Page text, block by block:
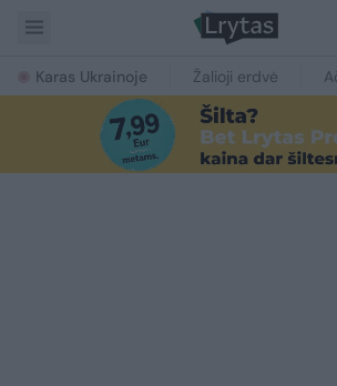
Karas Ukrainoje Žalioji erdvė